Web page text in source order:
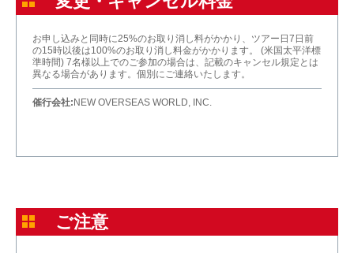
お申し込みと同時に25%のお取り消し料がかかり、ツアー日7日前
の15時以後は100%のお取り消し料金がかかります。 (米国太平洋標
準時間) 7名様以上でのご参加の場合は、記載のキャンセル規定とは
異なる場合があります。個別にご連絡いたします。
催行会社: NEW OVERSEAS WORLD, INC.
ご注意